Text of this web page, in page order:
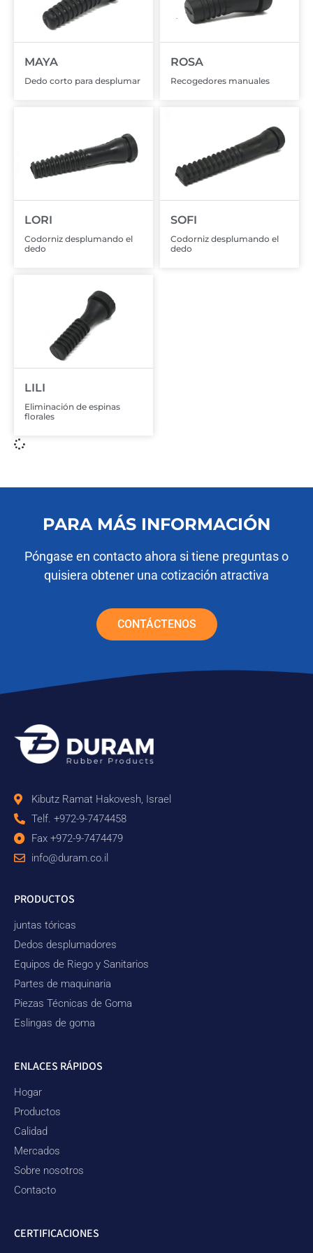
MAYA
Dedo corto para desplumar
ROSA
Recogedores manuales
LORI
Codorniz desplumando el
dedo
SOFI
Codorniz desplumando el
dedo
LILI
Eliminación de espinas
florales
PARA MÁS INFORMACIÓN
Póngase en contacto ahora si tiene preguntas o
quisiera obtener una cotización atractiva
CONTÁCTENOS
Kibutz Ramat Hakovesh, Israel
Telf. +972-9-7474458
Fax +972-9-7474479
info@duram.co.il
PRODUCTOS
juntas tóricas
Dedos desplumadores
Equipos de Riego y Sanitarios
Partes de maquinaria
Piezas Técnicas de Goma
Eslingas de goma
ENLACES RÁPIDOS
Hogar
Productos
Calidad
Mercados
Sobre nosotros
Contacto
CERTIFICACIONES